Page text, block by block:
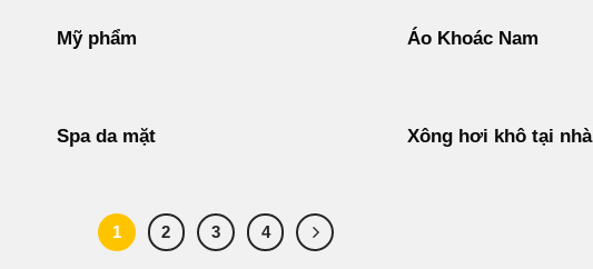
Mỹ phẩm Áo Khoác Nam
Spa da mặt Xông hơi khô tại nhà
1 2 3 4